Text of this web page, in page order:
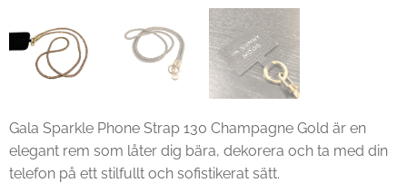
Gala Sparkle Phone Strap 130 Champagne Gold är en
elegant rem som låter dig bära, dekorera och ta med din
telefon på ett stilfullt och sofistikerat sätt.